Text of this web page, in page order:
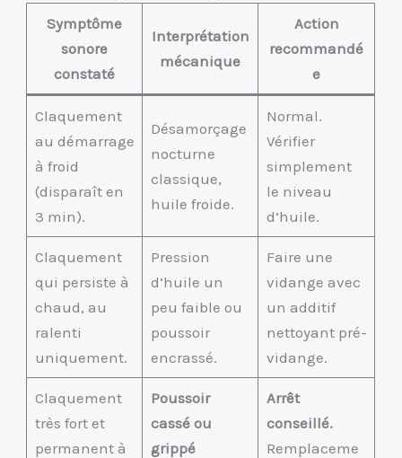
Symptôme
sonore
constaté
Interprétation
mécanique
Action
recommandé
e
Claquement
au démarrage
à froid
(disparaît en
3 min).
Désamorçage
nocturne
classique,
huile froide.
Normal.
Vérifier
simplement
le niveau
d’huile.
Claquement
qui persiste à
chaud, au
ralenti
uniquement.
Pression
d’huile un
peu faible ou
poussoir
encrassé.
Faire une
vidange avec
un additif
nettoyant pré-
vidange.
Claquement
très fort et
permanent à
Poussoir
cassé ou
grippé
Arrêt
conseillé.
Remplaceme